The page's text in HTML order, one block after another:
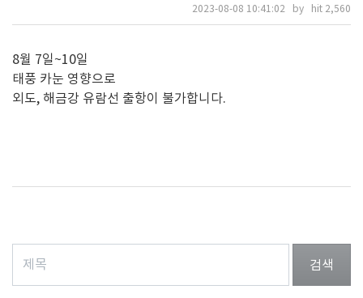
2023-08-08 10:41:02 by hit 2,560
8월 7일~10일
태풍 카눈 영향으로
외도, 해금강 유람선 출항이 불가합니다.
검색